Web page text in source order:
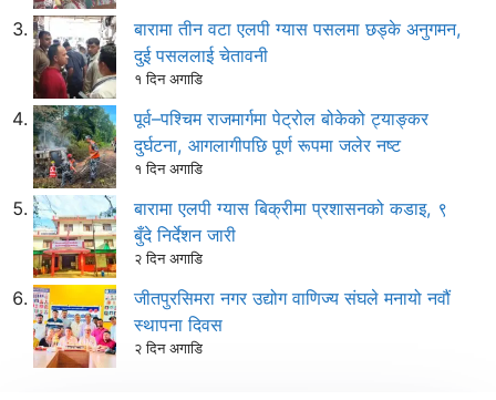
बारामा तीन वटा एलपी ग्यास पसलमा छड्के अनुगमन,
दुई पसललाई चेतावनी
१ दिन अगाडि
पूर्व–पश्चिम राजमार्गमा पेट्रोल बोकेको ट्याङ्कर
दुर्घटना, आगलागीपछि पूर्ण रूपमा जलेर नष्ट
१ दिन अगाडि
बारामा एलपी ग्यास बिक्रीमा प्रशासनको कडाइ, ९
बुँदे निर्देशन जारी
२ दिन अगाडि
जीतपुरसिमरा नगर उद्योग वाणिज्य संघले मनायो नवौं
स्थापना दिवस
२ दिन अगाडि